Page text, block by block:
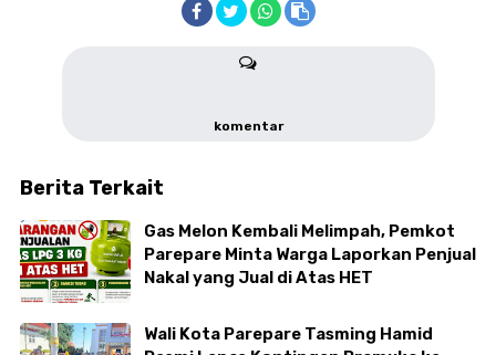
komentar
Berita Terkait
Gas Melon Kembali Melimpah, Pemkot
Parepare Minta Warga Laporkan Penjual
Nakal yang Jual di Atas HET
Wali Kota Parepare Tasming Hamid